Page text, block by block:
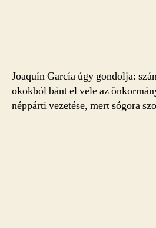
Joaquín García úgy gondolja:
okokból bánt el vele az
néppárti vezetése, mert sógora